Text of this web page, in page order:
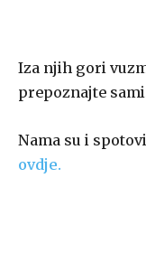
Iza njih gori
prepoznajte
Nama su i
ovdje.